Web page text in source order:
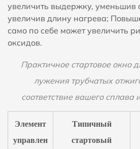
увеличить выдержку, уменьшив
увеличив длину нагрева;
само по себе может увеличить
оксидов.
Практичное стартовое окно
лужения трубчатых
соответствие вашего
Элемент
управлен
Типичный
стартовый